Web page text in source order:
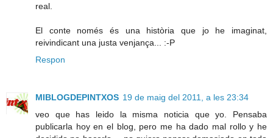
real.
El conte només és una història que jo he imaginat,
reivindicant una justa venjança... :-P
Respon
MIBLOGDEPINTXOS 19 de maig del 2011, a les 23:34
veo que has leido la misma noticia que yo. Pensaba
publicarla hoy en el blog, pero me ha dado mal rollo y he